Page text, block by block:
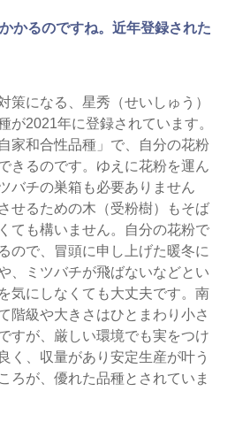
るのですね。近年登録された
策になる、星秀（せいしゅう）
が2021年に登録されています。
家和合性品種」で、自分の花粉
きるのです。ゆえに花粉を運ん
バチの巣箱も必要ありません
せるための木（受粉樹）もそば
ても構いません。自分の花粉で
ので、冒頭に申し上げた暖冬に
、ミツバチが飛ばないなどとい
気にしなくても大丈夫です。南
階級や大きさはひとまわり小さ
すが、厳しい環境でも実をつけ
く、収量があり安定生産が叶う
ろが、優れた品種とされていま